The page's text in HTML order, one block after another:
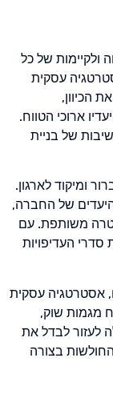
ולקיימות של כל
עסקית
הכיוון,
ארוכי הטווח.
של בניית
ומיקוד לארגון.
של החברה,
משותפת. עם
העדיפויות
אסטרטגיה עסקית
מגמות שוק,
לעזור לבדל את
בצורה